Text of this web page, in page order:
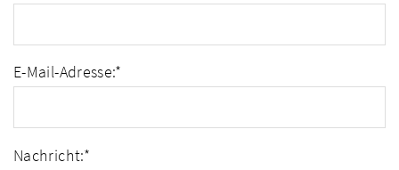
E-Mail-Adresse:*
Nachricht:*